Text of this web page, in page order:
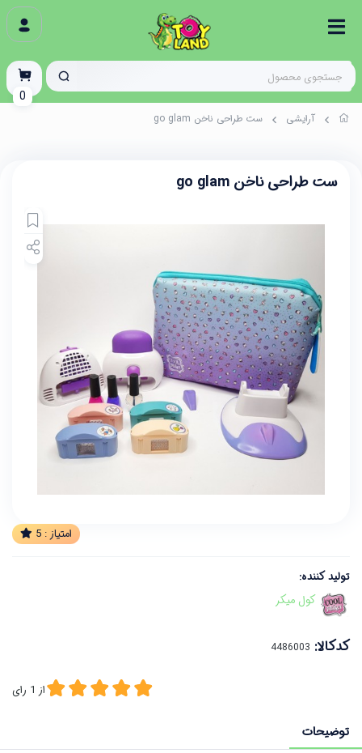
آرایشی ست طراحی ناخن go glam
ست طراحی ناخن go glam
امتیاز : 5
تولید کننده:
کول میکر
کدکالا:
از 1 رای
توضیحات
0